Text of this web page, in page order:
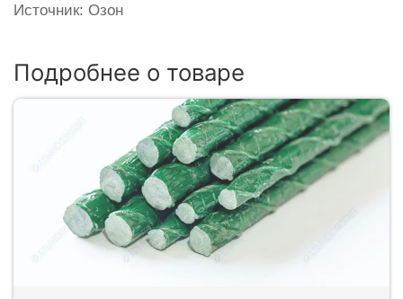
Источник: Озон
Подробнее о товаре